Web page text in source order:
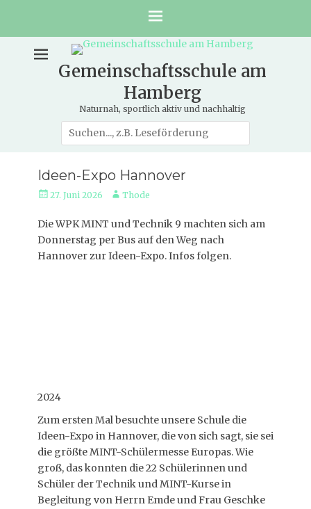
Gemeinschaftsschule am
Hamberg
Naturnah, sportlich aktiv und nachhaltig
Suche
nach:
Ideen-Expo Hannover
Veröffentlicht
27. Juni 2026 AutorThode
Die WPK MINT und Technik 9 machten sich am
Donnerstag per Bus auf den Weg nach
Hannover zur Ideen-Expo. Infos folgen.
2024
Zum ersten Mal besuchte unsere Schule die
Ideen-Expo in Hannover, die von sich sagt, sie sei
die größte MINT-Schülermesse Europas. Wie
groß, das konnten die 22 Schülerinnen und
Schüler der Technik und MINT-Kurse in
Begleitung von Herrn Emde und Frau Geschke